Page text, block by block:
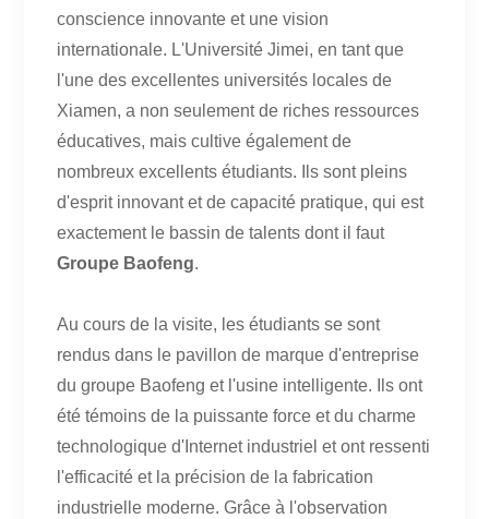
conscience innovante et une vision
internationale. L'Université Jimei, en tant que
l'une des excellentes universités locales de
Xiamen, a non seulement de riches ressources
éducatives, mais cultive également de
nombreux excellents étudiants. Ils sont pleins
d'esprit innovant et de capacité pratique, qui est
exactement le bassin de talents dont il faut
Groupe Baofeng.
Au cours de la visite, les étudiants se sont
rendus dans le pavillon de marque d'entreprise
du groupe Baofeng et l'usine intelligente. Ils ont
été témoins de la puissante force et du charme
technologique d'Internet industriel et ont ressenti
l'efficacité et la précision de la fabrication
industrielle moderne. Grâce à l'observation